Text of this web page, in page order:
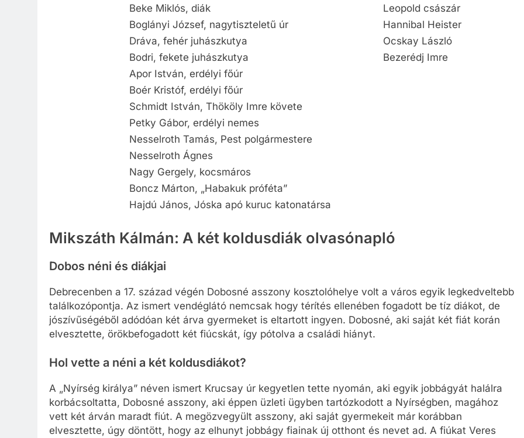
Beke Miklós, diák
Leopold császár
Boglányi József, nagytiszteletű úr
Hannibal Heister
Dráva, fehér juhászkutya
Ocskay László
Bodri, fekete juhászkutya
Bezerédj Imre
Apor István, erdélyi főúr
Boér Kristóf, erdélyi főúr
Schmidt István, Thököly Imre követe
Petky Gábor, erdélyi nemes
Nesselroth Tamás, Pest polgármestere
Nesselroth Ágnes
Nagy Gergely, kocsmáros
Boncz Márton, „Habakuk próféta”
Hajdú János, Jóska apó kuruc katonatársa
Mikszáth Kálmán: A két koldusdiák olvasónapló
Dobos néni és diákjai
Debrecenben a 17. század végén Dobosné asszony kosztolóhelye volt a város egyik legkedveltebb
találkozópontja. Az ismert vendéglátó nemcsak hogy térítés ellenében fogadott be tíz diákot, de
jószívűségéből adódóan két árva gyermeket is eltartott ingyen. Dobosné, aki saját két fiát korán
elvesztette, örökbefogadott két fiúcskát, így pótolva a családi hiányt.
Hol vette a néni a két koldusdiákot?
A „Nyírség királya” néven ismert Krucsay úr kegyetlen tette nyomán, aki egyik jobbágyát halálra
korbácsoltatta, Dobosné asszony, aki éppen üzleti ügyben tartózkodott a Nyírségben, magához
vett két árván maradt fiút. A megözvegyült asszony, aki saját gyermekeit már korábban
elvesztette, úgy döntött, hogy az elhunyt jobbágy fiainak új otthont és nevet ad. A fiúkat Veres